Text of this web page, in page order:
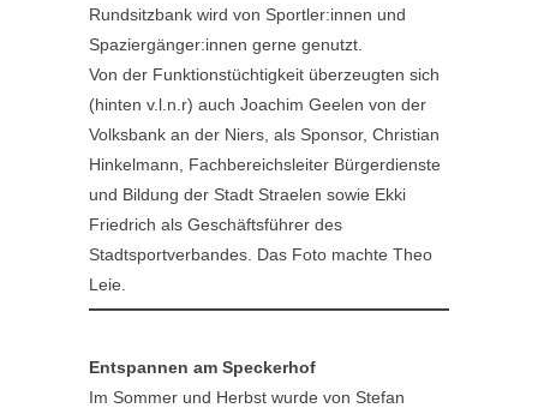
Rundsitzbank wird von Sportler:innen und
Spaziergänger:innen gerne genutzt.
Von der Funktionstüchtigkeit überzeugten sich
(hinten v.l.n.r) auch Joachim Geelen von der
Volksbank an der Niers, als Sponsor, Christian
Hinkelmann, Fachbereichsleiter Bürgerdienste
und Bildung der Stadt Straelen sowie Ekki
Friedrich als Geschäftsführer des
Stadtsportverbandes. Das Foto machte Theo
Leie.
Entspannen am Speckerhof
Im Sommer und Herbst wurde von Stefan